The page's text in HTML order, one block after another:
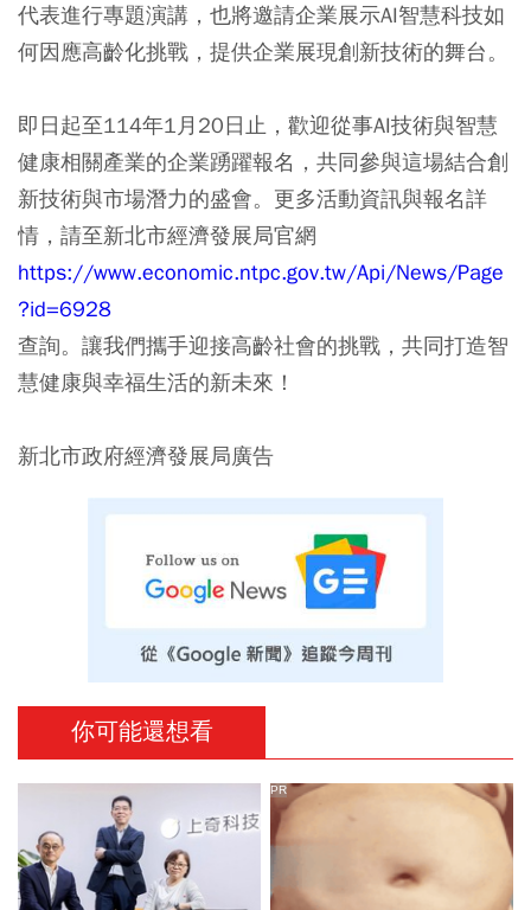
代表進行專題演講，也將邀請企業展示AI智慧科技如
何因應高齡化挑戰，提供企業展現創新技術的舞台。
即日起至114年1月20日止，歡迎從事AI技術與智慧
健康相關產業的企業踴躍報名，共同參與這場結合創
新技術與市場潛力的盛會。更多活動資訊與報名詳
情，請至新北市經濟發展局官網
https://www.economic.ntpc.gov.tw/Api/News/Page
?id=6928
查詢。讓我們攜手迎接高齡社會的挑戰，共同打造智
慧健康與幸福生活的新未來！
新北市政府經濟發展局廣告
你可能還想看
PR